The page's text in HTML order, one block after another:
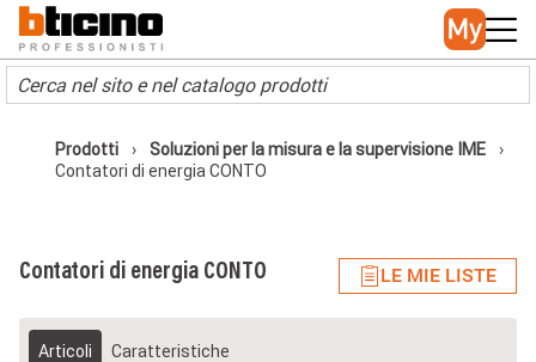
Skip to main content
Main navigation
Prodotti
Soluzioni per la misura e la supervisione IME
Contatori di energia CONTO
Contatori di energia CONTO LE MIE LISTE
Articoli Caratteristiche